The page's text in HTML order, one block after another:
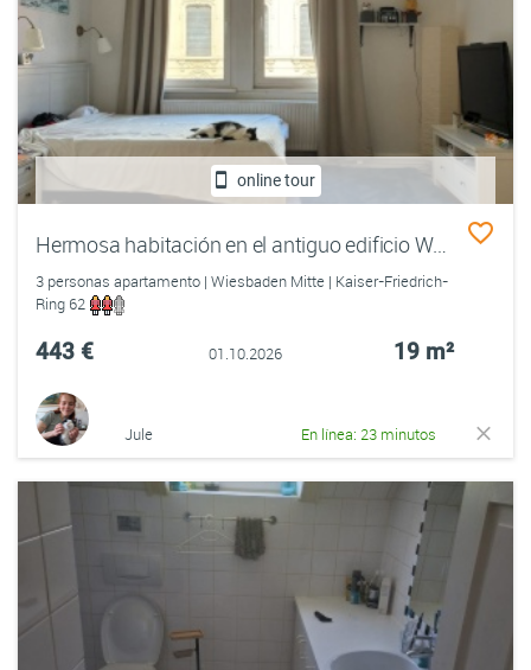
online tour
Hermosa habitación en el antiguo edificio WG con gato
3 personas apartamento | Wiesbaden Mitte | Kaiser-Friedrich-
Ring 62
443 € 01.10.2026 19 m²
Jule En línea: 23 minutos